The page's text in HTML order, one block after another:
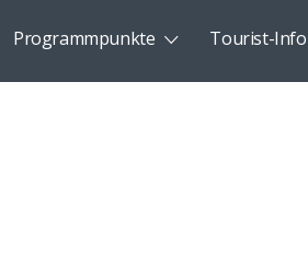
Programmpunkte Tourist-